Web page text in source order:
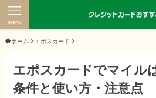
menu
ホーム エポスカード
エポスカードでマイル
条件と使い方・注意点